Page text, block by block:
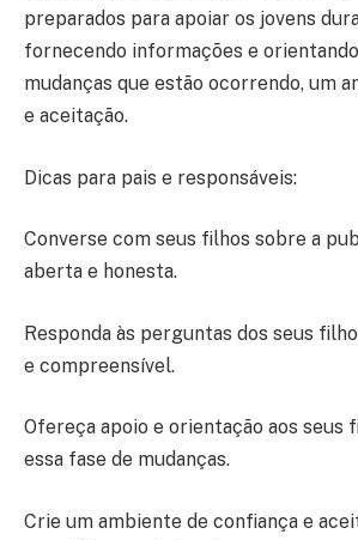
preparados para apoiar os jovens
fornecendo informações e
mudanças que estão ocorrendo, um
e aceitação.
Dicas para pais e responsáveis:
Converse com seus filhos sobre a
aberta e honesta.
Responda às perguntas dos seus
e compreensível.
Ofereça apoio e orientação aos seus
essa fase de mudanças.
Crie um ambiente de confiança e